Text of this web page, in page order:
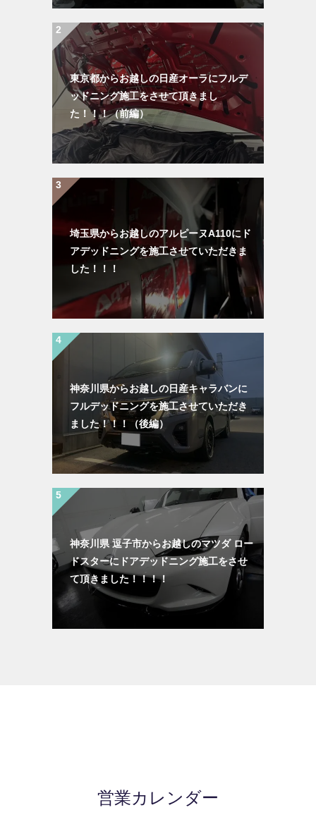
東京都からお越しの日産オーラにフルデ
ッドニング施工をさせて頂きまし
た！！！（前編）
埼玉県からお越しのアルピーヌA110にド
アデッドニングを施工させていただきま
した！！！
神奈川県からお越しの日産キャラバンに
フルデッドニングを施工させていただき
ました！！！（後編）
神奈川県 逗子市からお越しのマツダ ロー
ドスターにドアデッドニング施工をさせ
て頂きました！！！！
営業カレンダー